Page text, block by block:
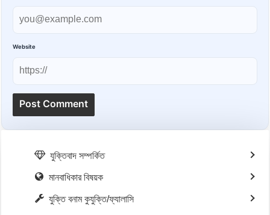
Website
যুক্তিবাদ সম্পর্কিত
মানবাধিকার বিষয়ক
যুক্তি বনাম কুযুক্তি/ফ্যালাসি